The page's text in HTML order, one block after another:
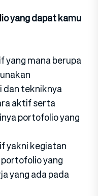
yang dapat kamu
mana berupa
dan tekniknya
aktif serta
portofolio yang
yakni kegiatan
yang
yang ada pada